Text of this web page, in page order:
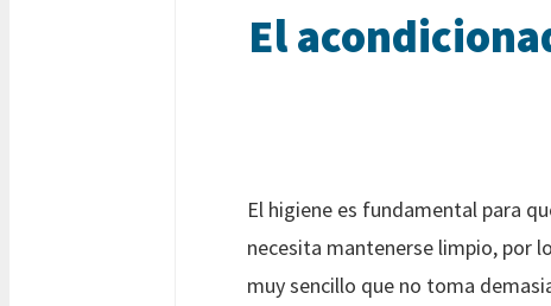
El
El higiene es fundamental para
necesita mantenerse limpio, por
muy sencillo que no toma